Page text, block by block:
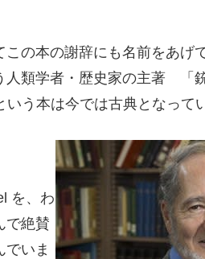
この本の謝辞にも名前をあ
類学者・歴史家の主著 「
う本は今では古典となって
を、わ
で絶賛
でいま